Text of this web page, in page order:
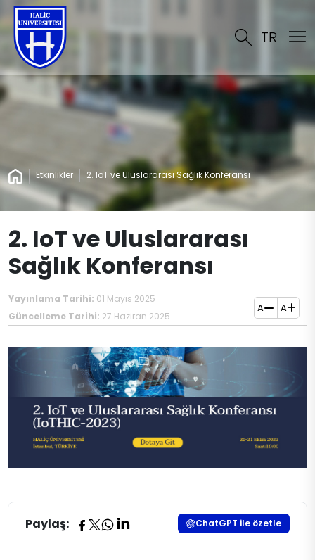
TR
Etkinlikler 2. IoT ve Uluslararası Sağlık Konferansı
2. IoT ve Uluslararası
Sağlık Konferansı
Yayınlama Tarihi: 01 Mayıs 2025
Güncelleme Tarihi: 27 Haziran 2025
A A
Paylaş: ChatGPT ile özetle